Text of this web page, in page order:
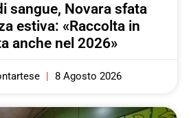
sangue, Novara sfata
estiva: «Raccolta in
anche nel 2026»
8 Agosto 2026